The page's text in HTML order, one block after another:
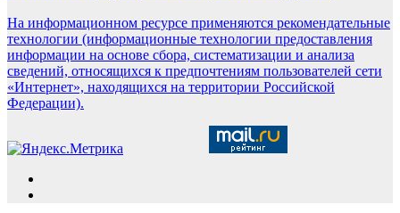
На информационном ресурсе применяются рекомендательные
технологии (информационные технологии предоставления
информации на основе сбора, систематизации и анализа
сведений, относящихся к предпочтениям пользователей сети
«Интернет», находящихся на территории Российской
Федерации).